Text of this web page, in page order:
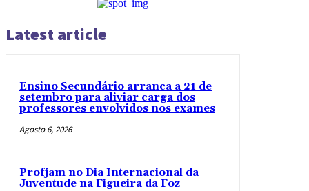
Latest article
Ensino Secundário arranca a 21 de
setembro para aliviar carga dos
professores envolvidos nos exames
Agosto 6, 2026
Profjam no Dia Internacional da
Juventude na Figueira da Foz